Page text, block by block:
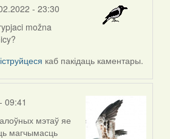
- 23:30
možna
каб пакідаць каментары.
09:41
мэтаў яе
магчымасць